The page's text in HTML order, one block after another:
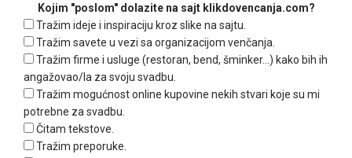
Kojim "poslom" dolazite na sajt klikdovencanja.com?
Tražim ideje i inspiraciju kroz slike na sajtu.
Tražim savete u vezi sa organizacijom venčanja.
Tražim firme i usluge (restoran, bend, šminker...) kako bih ih
angažovao/la za svoju svadbu.
Tražim mogućnost online kupovine nekih stvari koje su mi
potrebne za svadbu.
Čitam tekstove.
Tražim preporuke.